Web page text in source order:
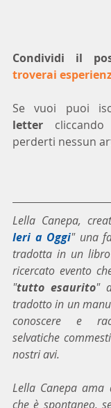
Condividi il
troverai
Se vuoi puoi
letter cliccando
perderti nessun
Lella Canepa,
Ieri a Oggi" una
tradotta in un
ricercato evento
"tutto esaurito"
tradotto in un
conoscere e
selvatiche
nostri avi.
Lella Canepa
che è spontaneo,